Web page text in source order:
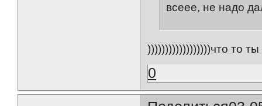
всеее, не надо
))))))))))))))))))что то
0